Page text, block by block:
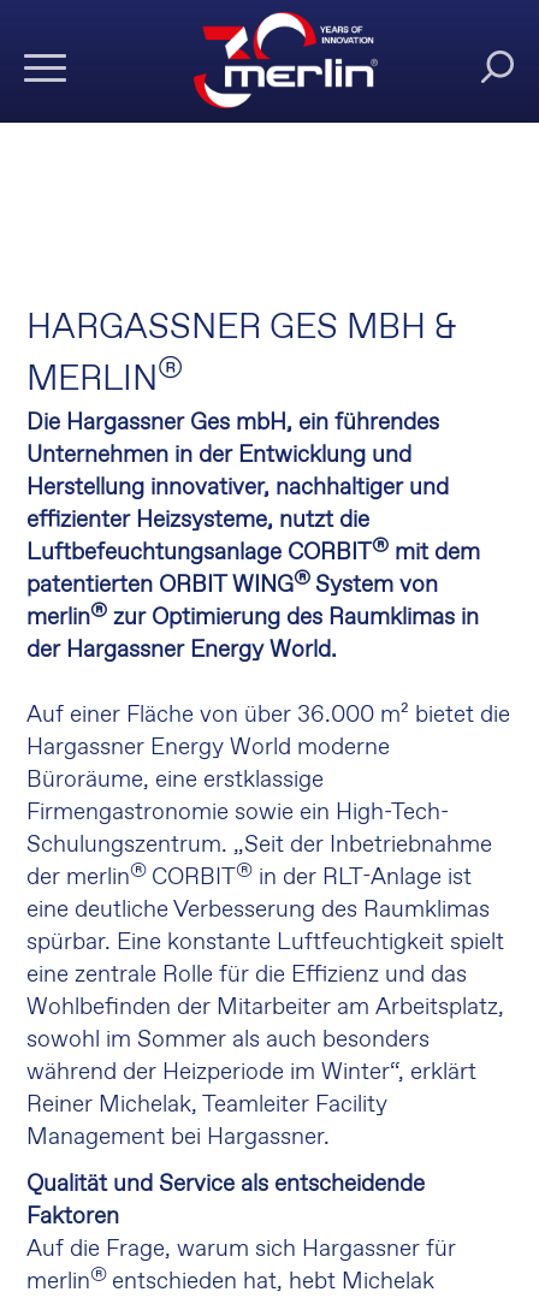
HARGASSNER GES MBH &
MERLIN®
Die Hargassner Ges mbH, ein führendes
Unternehmen in der Entwicklung und
Herstellung innovativer, nachhaltiger und
effizienter Heizsysteme, nutzt die
Luftbefeuchtungsanlage CORBIT® mit dem
patentierten ORBIT WING® System von
merlin® zur Optimierung des Raumklimas in
der Hargassner Energy World.
Auf einer Fläche von über 36.000 m² bietet die
Hargassner Energy World moderne
Büroräume, eine erstklassige
Firmengastronomie sowie ein High-Tech-
Schulungszentrum. „Seit der Inbetriebnahme
der merlin® CORBIT® in der RLT-Anlage ist
eine deutliche Verbesserung des Raumklimas
spürbar. Eine konstante Luftfeuchtigkeit spielt
eine zentrale Rolle für die Effizienz und das
Wohlbefinden der Mitarbeiter am Arbeitsplatz,
sowohl im Sommer als auch besonders
während der Heizperiode im Winter“, erklärt
Reiner Michelak, Teamleiter Facility
Management bei Hargassner.
Qualität und Service als entscheidende
Faktoren
Auf die Frage, warum sich Hargassner für
merlin® entschieden hat, hebt Michelak